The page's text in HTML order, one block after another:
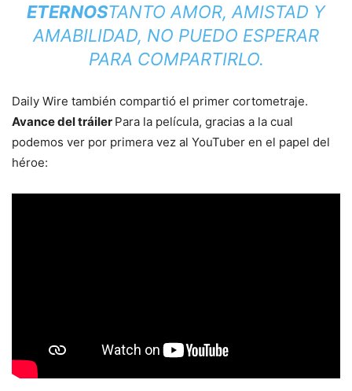
ETERNOSTANTO AMOR, AMISTAD Y
AMABILIDAD, NO PUEDO ESPERAR
PARA COMPARTIRLO.
Daily Wire también compartió el primer cortometraje.
Avance del tráiler Para la película, gracias a la cual
podemos ver por primera vez al YouTuber en el papel del
héroe: